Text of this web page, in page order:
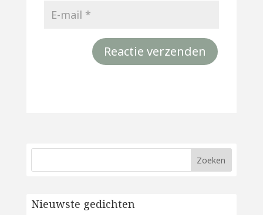
Nieuwste gedichten